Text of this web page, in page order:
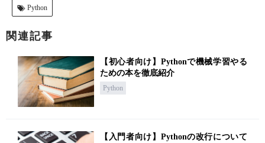
Python
関連記事
【初心者向け】Pythonで機械学習やる
ための本を徹底紹介
Python
【入門者向け】Pythonの改行について